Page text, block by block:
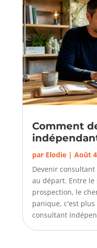
Comment
par Elodie| Août
Devenir
au départ. Entre
prospection, le
panique, c'est
consultant